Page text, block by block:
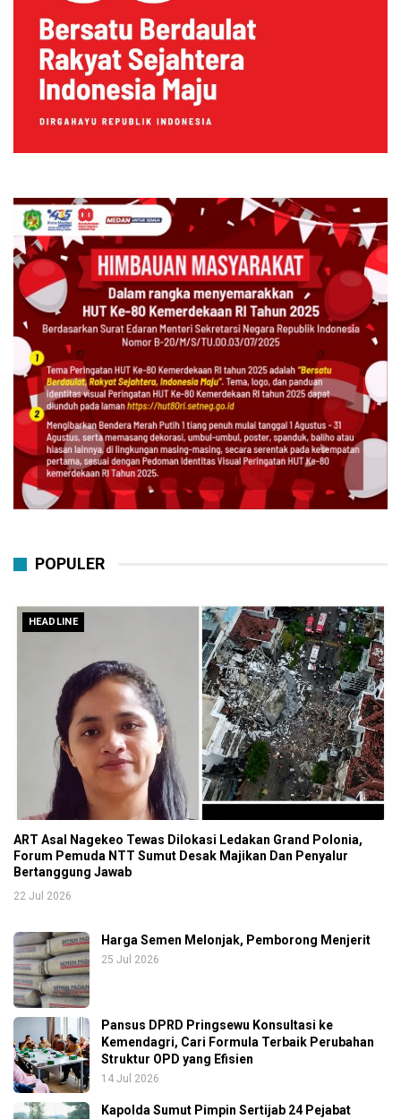
POPULER
HEADLINE
ART Asal Nagekeo Tewas Dilokasi Ledakan Grand Polonia,
Forum Pemuda NTT Sumut Desak Majikan Dan Penyalur
Bertanggung Jawab
22 Jul 2026
Harga Semen Melonjak, Pemborong Menjerit
25 Jul 2026
Pansus DPRD Pringsewu Konsultasi ke
Kemendagri, Cari Formula Terbaik Perubahan
Struktur OPD yang Efisien
14 Jul 2026
Kapolda Sumut Pimpin Sertijab 24 Pejabat